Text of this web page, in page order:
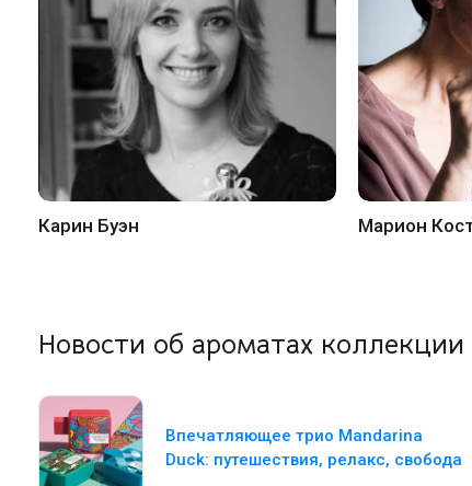
Карин Буэн Марион
Новости об ароматах коллекции
Впечатляющее трио Mandarina
Duck: путешествия, релакс, свобода